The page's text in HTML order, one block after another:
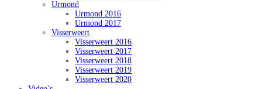
Urmond
Urmond 2016
Urmond 2017
Visserweert
Visserweert 2016
Visserweert 2017
Visserweert 2018
Visserweert 2019
Visserweert 2020